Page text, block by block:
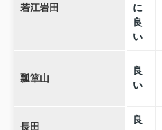
若江岩田
に
良
い
瓢箪山
良
い
長田
良